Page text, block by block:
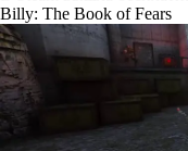
Billy: The Book of Fears